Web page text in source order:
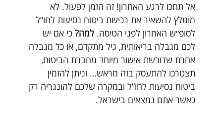
אל תחכו לרגע האחרון! זה הזמן לפעול. לא
מומלץ להשאיר את רכישת ביטוח נסיעות לחו”ל
לסופ״ש האחרון לפני הטיסה. למה? כי אם יש
לכם מגבלה בריאותית, גיל מתקדם, או כל מגבלה
אחרת שדורשת אישור מיוחד מחברת הביטוח,
תצטרכו להתעסק בזה מראש… וניתן להזמין
ביטוח נסיעות לחו”ל ובמקרה שלכם להונגריה רק
כאשר אתם נמצאים בישראל.